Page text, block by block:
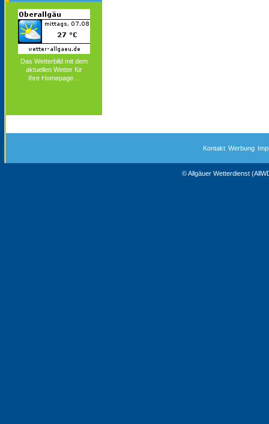
Das Wetterbild mit dem
aktuellen Wetter für
Ihre Homepage ...
Kontakt Werbung
© Allgäuer Wetterdienst